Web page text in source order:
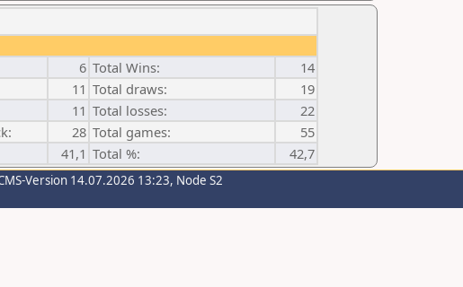
6 Total Wins:
14
11 Total draws:
19
11 Total losses:
22
28 Total games:
55
41,1 Total %: 42,7
Version 14.07.2026 13:23, Node S2